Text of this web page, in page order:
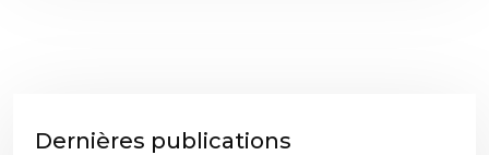
Dernières publications